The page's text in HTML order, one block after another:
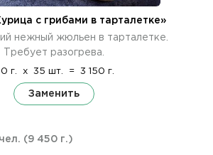
с грибами в тарталетке»
нежный жюльен в тарталетке.
Требует разогрева.
г. x 35 шт. = 3 150 г.
Заменить
(9 450 г.)